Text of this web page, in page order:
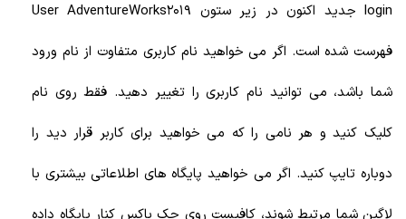
login جدید اکنون در زیر ستون User AdventureWorks2019
فهرست شده است. اگر می خواهید نام کاربری متفاوت از نام ورود
شما باشد، می توانید نام کاربری را تغییر دهید. فقط روی نام
کلیک کنید و هر نامی را که می خواهید برای کاربر قرار دید را
دوباره تایپ کنید. اگر می خواهید پایگاه های اطلاعاتی بیشتری با